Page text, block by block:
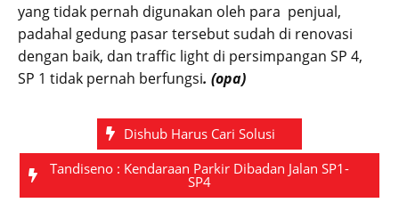
yang tidak pernah digunakan oleh para penjual,
padahal gedung pasar tersebut sudah di renovasi
dengan baik, dan traffic light di persimpangan SP 4,
SP 1 tidak pernah berfungsi. (opa)
Dishub Harus Cari Solusi
Tandiseno : Kendaraan Parkir Dibadan Jalan SP1-
SP4